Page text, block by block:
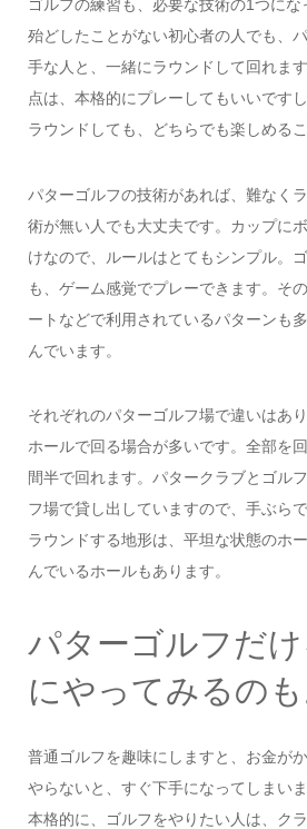
ゴルフの練習も、必要な技術の1つに
殆どしたことがない初心者の人でも、
手な人と、一緒にラウンドして回れま
点は、本格的にプレーしてもいいです
ラウンドしても、どちらでも楽しめるこ
パターゴルフの技術があれば、難なく
術が無い人でも大丈夫です。カップに
けなので、ルールはとてもシンプル。
も、ゲーム感覚でプレーできます。そ
ートなどで利用されているパターンも
んでいます。
それぞれのパターゴルフ場で違いはあ
ホールで回る場合が多いです。全部を
間半で回れます。パタークラブとゴル
フ場で貸し出していますので、手ぶら
ラウンドする地形は、平坦な状態のホ
んでいるホールもあります。
パターゴルフだ
にやってみるの
普通ゴルフを趣味にしますと、お金が
やらないと、すぐ下手になってしまい
本格的に、ゴルフをやりたい人は、ク